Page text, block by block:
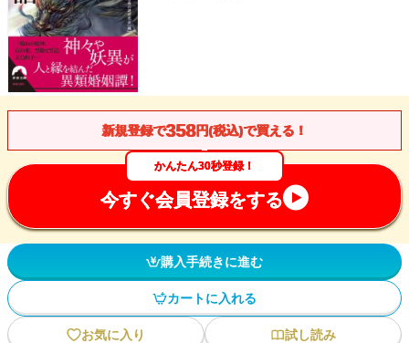
新規登録で358円(税込)で買える！
かんたん30秒登録！
今すぐ会員登録をする
購入手続きに進む
カートに入れる
お気に入り 試し読み